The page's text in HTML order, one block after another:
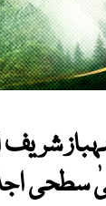
سطحی